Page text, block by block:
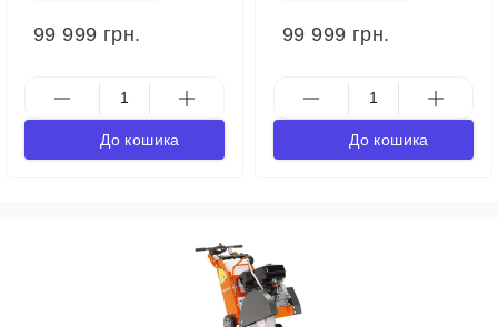
99 999 грн.
До кошика
99 999 грн.
До кошика